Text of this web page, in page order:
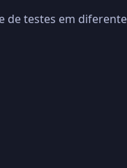
de testes em